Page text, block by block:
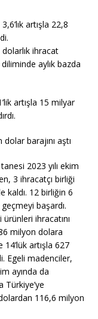
artışla 22,8
ihracat
aylık bazda
artışla 15 milyar
barajını aştı
2023 yılı ekim
3 ihracatçı birliği
kaldı. 12 birliğin 6
başardı.
ihracatını
milyon dolara
artışla 627
Egeli madenciler,
ayında da
Türkiye’ye
116,6 milyon